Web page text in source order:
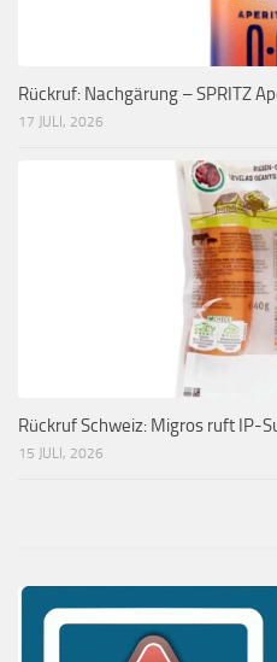
Rückruf: Nachgärung – SPRITZ
17 JULI, 2026
Rückruf Schweiz: Migros ruft IP-
15 JULI, 2026